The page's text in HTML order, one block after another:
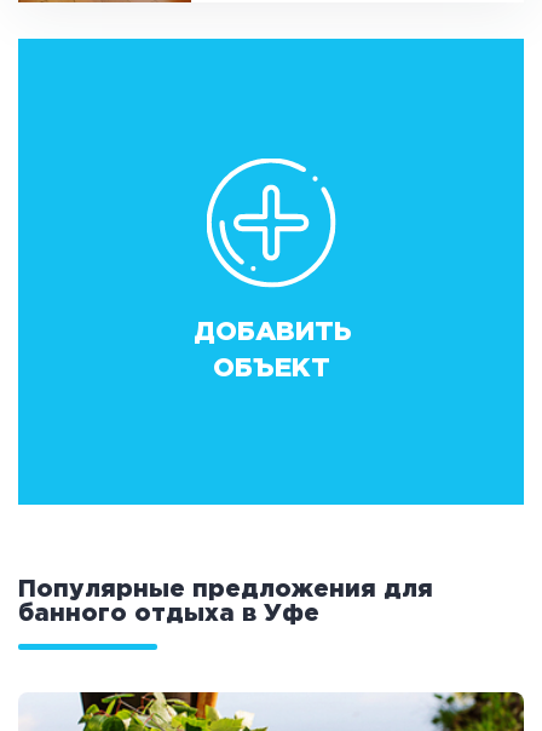
ДОБАВИТЬ
ОБЪЕКТ
Популярные предложения для
банного отдыха в Уфе